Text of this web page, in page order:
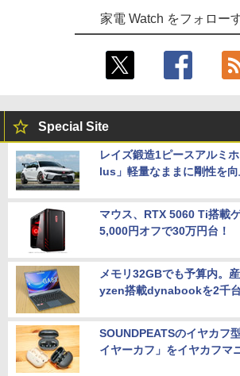
家電 Watch をフォロー
Special Site
レイズ鍛造1ピースアルミ
lus」軽量なままに剛性を向
マウス、RTX 5060 Ti搭載
5,000円オフで30万円台！
メモリ32GBでも予算内。
yzen搭載dynabookを2千
SOUNDPEATSのイヤカフ
イヤーカフ」をイヤカフマ